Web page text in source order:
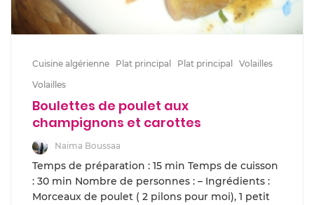
Cuisine algérienne Plat principal Plat principal
Volailles
Volailles
Boulettes de poulet aux
champignons et carottes
Naima Boussaa
Temps de préparation : 15 min Temps de cuisson
: 30 min Nombre de personnes : – Ingrédients :
Morceaux de poulet ( 2 pilons pour moi), 1 petit